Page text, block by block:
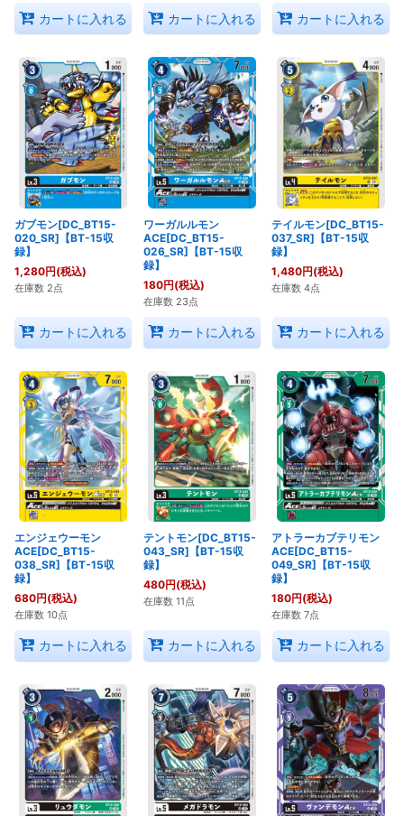
カートに入れる カートに入れる カートに入れる
ガブモン[DC_BT15-
020_SR]【BT-15収
録】
1,280円(税込)
在庫数 2点
カートに入れる
ワーガルルモン
ACE[DC_BT15-
026_SR]【BT-15収
録】
180円(税込)
在庫数 23点
カートに入れる
テイルモン[DC_BT15-
037_SR]【BT-15収
録】
1,480円(税込)
在庫数 4点
カートに入れる
エンジェウーモン
ACE[DC_BT15-
038_SR]【BT-15収
録】
680円(税込)
在庫数 10点
カートに入れる
テントモン[DC_BT15-
043_SR]【BT-15収
録】
480円(税込)
在庫数 11点
カートに入れる
アトラーカブテリモン
ACE[DC_BT15-
049_SR]【BT-15収
録】
180円(税込)
在庫数 7点
カートに入れる